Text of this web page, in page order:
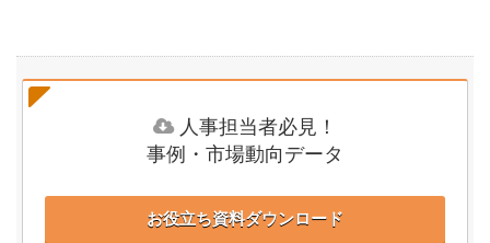
人事担当者必見！
事例・市場動向データ
お役立ち資料ダウンロード